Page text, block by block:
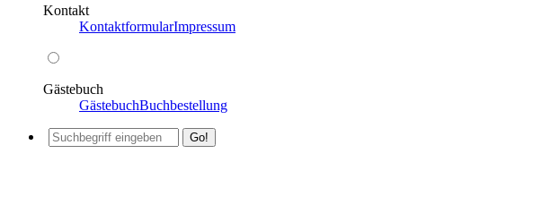
Kontakt
KontaktformularImpressum
Gästebuch
GästebuchBuchbestellung